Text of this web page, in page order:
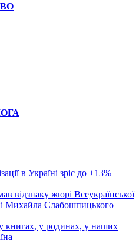
в Україні зріс до +13%
відзнаку жюрі Всеукраїнської
Михайла Слабошпицького
книгах, у родинах, у наших